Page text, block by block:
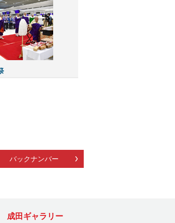
バックナンバー
成田ギャラリー